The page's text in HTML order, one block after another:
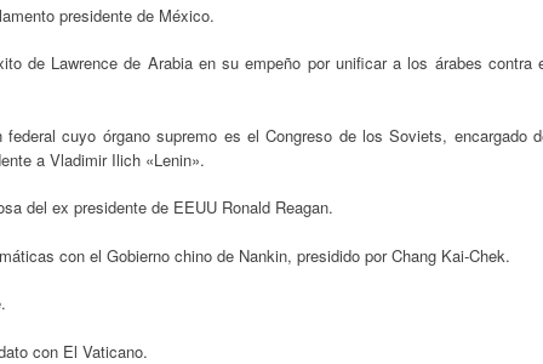
presidente de México.
de Lawrence de Arabia en su empeño por unificar a los árabes contra
cuyo órgano supremo es el Congreso de los Soviets, encargado
a Vladimir Ilich «Lenin».
del ex presidente de EEUU Ronald Reagan.
con el Gobierno chino de Nankin, presidido por Chang Kai-Chek.
con El Vaticano.